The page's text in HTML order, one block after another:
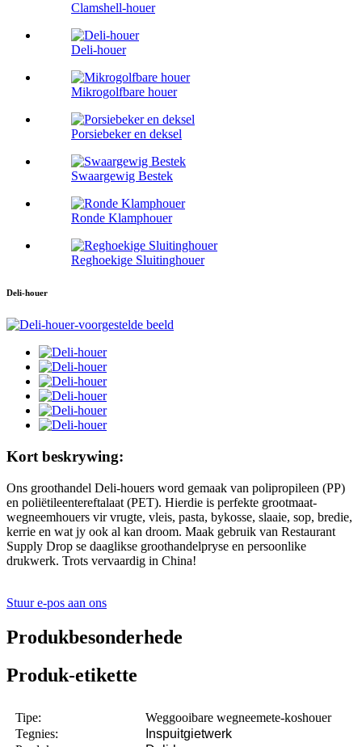
Clamshell-houer
Deli-houer
Mikrogolfbare houer
Porsiebeker en deksel
Swaargewig Bestek
Ronde Klamphouer
Reghoekige Sluitinghouer
Deli-houer
Kort beskrywing:
Ons groothandel Deli-houers word gemaak van polipropileen (PP)
en poliëtileentereftalaat (PET). Hierdie is perfekte grootmaat-
wegneemhouers vir vrugte, vleis, pasta, bykosse, slaaie, sop, bredie,
kerrie en wat jy ook al kan droom. Maak gebruik van Restaurant
Supply Drop se daaglikse groothandelpryse en persoonlike
drukwerk. Trots vervaardig in China!
Stuur e-pos aan ons
Produkbesonderhede
Produk-etikette
Tipe:
Weggooibare wegneemete-koshouer
Tegnies:
Inspuitgietwerk